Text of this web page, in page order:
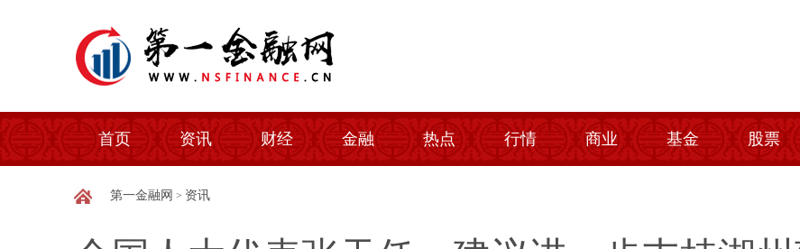
首页 资讯 财经 金融 热点 行情 商业 基金 股票
第一金融网 > 资讯